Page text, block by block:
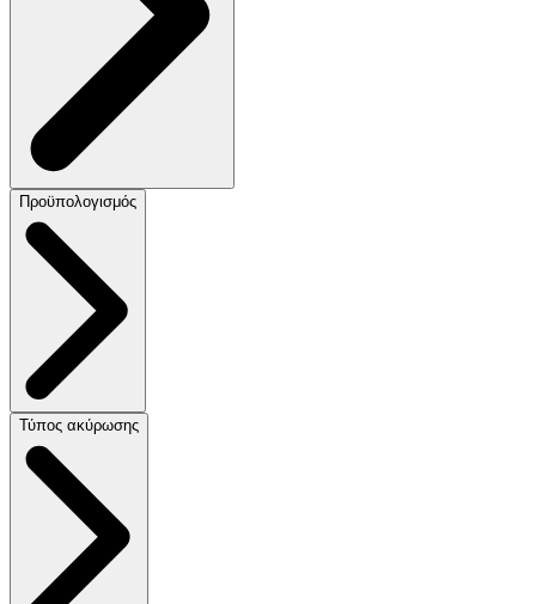
Προϋπολογισμός
Τύπος ακύρωσης